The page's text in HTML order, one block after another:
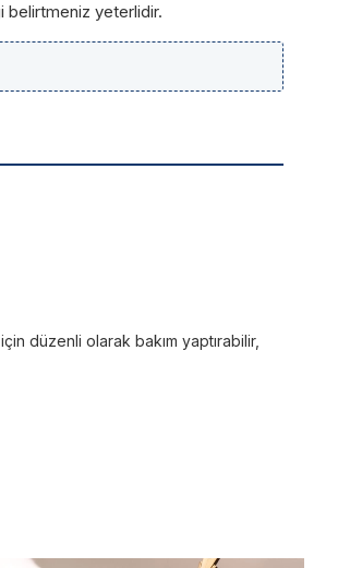
belirtmeniz yeterlidir.
düzenli olarak bakım yaptırabilir,